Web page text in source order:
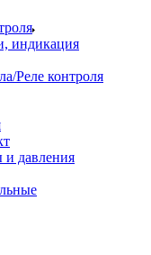
индикация
Реле контроля
и давления